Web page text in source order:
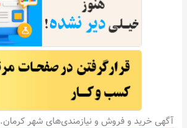
آگهی خرید و فروش و نیازمندی‌های شهر کرمان.